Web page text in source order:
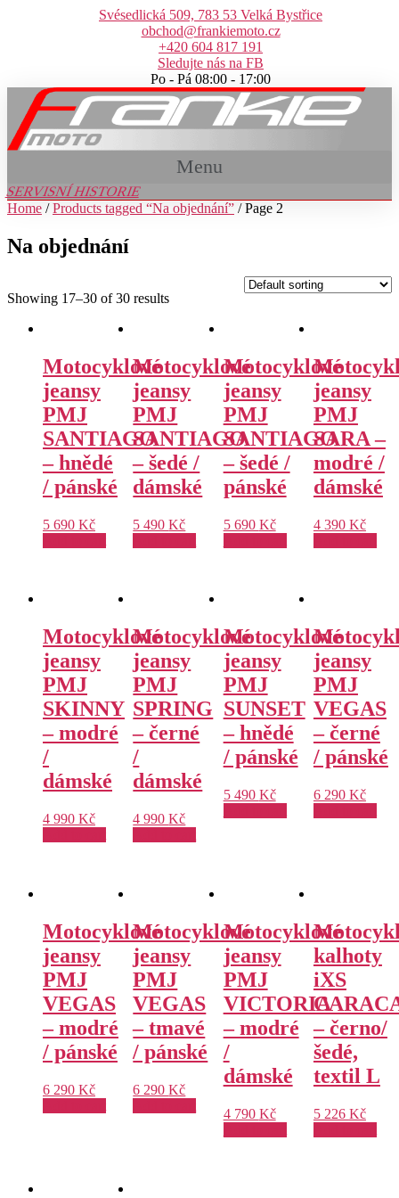
Svésedlická 509, 783 53 Velká Bystřice
obchod@frankiemoto.cz
+420 604 817 191
Sledujte nás na FB
Po - Pá 08:00 - 17:00
Menu
SERVISNÍ HISTORIE
Home /Products tagged “Na objednání” / Page 2
Na objednání
Showing 17–30 of 30 results
Motocyklové
jeansy
PMJ
SANTIAGO
– hnědé
/ pánské
5 690 Kč
Motocyklové
jeansy
PMJ
SANTIAGO
– šedé /
dámské
5 490Kč
Motocyklové
jeansy
PMJ
SANTIAGO
– šedé /
pánské
5 690 Kč
jeansy
PMJ
SARA –
modré /
dámské
4 390 Kč
Motocyklové
jeansy
PMJ
SKINNY
– modré
/
dámské
4 990 Kč
Motocyklové
jeansy
PMJ
SPRING
– černé
/
dámské
4 990Kč
Motocyklové
jeansy
PMJ
SUNSET
– hnědé
/ pánské
5 490 Kč
jeansy
PMJ
VEGAS
– černé
/ pánské
6 290 Kč
Motocyklové
jeansy
PMJ
VEGAS
– modré
/ pánské
6 290 Kč
Motocyklové
jeansy
PMJ
VEGAS
– tmavé
/ pánské
6 290Kč
Motocyklové
jeansy
PMJ
VICTORIA
– modré
/
dámské
4 790 Kč
kalhoty
iXS
– černo/
šedé,
textil L
5 226 Kč